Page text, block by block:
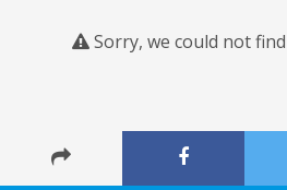
Sorry, we could not